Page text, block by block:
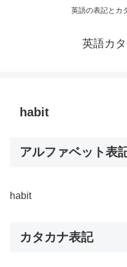
英語の表記とカ
英語カ
habit
アルファベット表
habit
カタカナ表記